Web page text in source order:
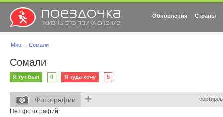
Обновления Страны
Мир → Сомали
Сомали
Я тут был 0 Я туда хочу 5
Фотографии +
Нет фотографий